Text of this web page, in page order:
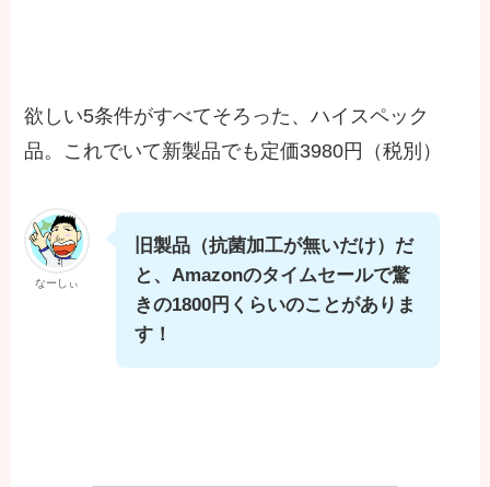
欲しい5条件がすべてそろった、ハイスペック
品。これでいて新製品でも定価3980円（税別）
なーしぃ
旧製品（抗菌加工が無いだけ）だ
と、Amazonのタイムセールで驚
きの1800円くらいのことがありま
す！